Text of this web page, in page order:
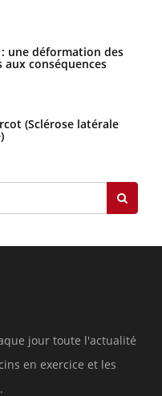
une déformation des
aux conséquences
(Sclérose latérale
jour toute l'actualité
en exercice et les